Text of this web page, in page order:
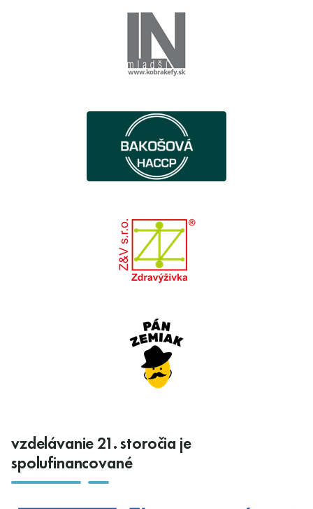
vzdelávanie 21. storočia je
spolufinancované